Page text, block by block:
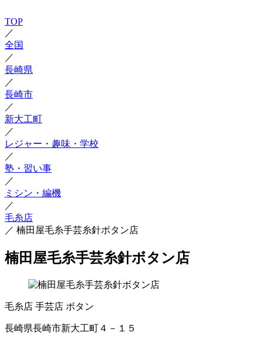
TOP
／
全国
／
長崎県
／
長崎市
／
新大工町
／
レジャー・趣味・学校
／
塾・習い事
／
ミシン・編機
／
毛糸店
／ 楠田屋毛糸手芸糸針ボタン店
楠田屋毛糸手芸糸針ボタン店
毛糸店 手芸店 ボタン
長崎県長崎市新大工町４－１５